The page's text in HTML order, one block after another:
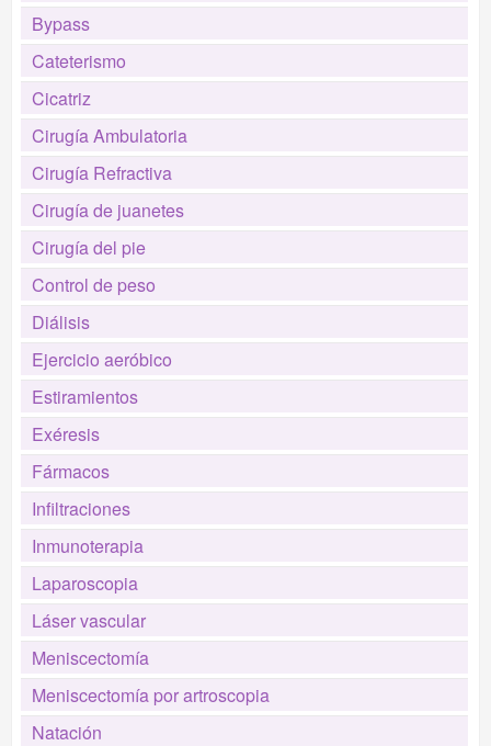
Bypass
Cateterismo
Cicatriz
Cirugía Ambulatoria
Cirugía Refractiva
Cirugía de juanetes
Cirugía del pie
Control de peso
Diálisis
Ejercicio aeróbico
Estiramientos
Exéresis
Fármacos
Infiltraciones
Inmunoterapia
Laparoscopia
Láser vascular
Meniscectomía
Meniscectomía por artroscopia
Natación